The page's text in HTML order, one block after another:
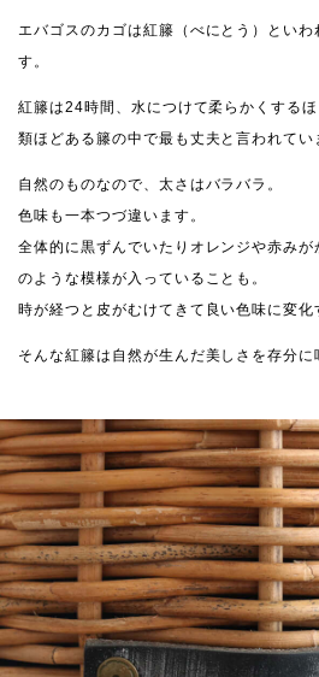
エバゴスのカゴは紅籐（べにとう）とい
す。
紅籐は24時間、水につけて柔らかくする
類ほどある籐の中で最も丈夫と言われてい
自然のものなので、太さはバラバラ。
色味も一本つづ違います。
全体的に黒ずんでいたりオレンジや赤みが
のような模様が入っていることも。
時が経つと皮がむけてきて良い色味に変化
そんな紅籐は自然が生んだ美しさを存分に